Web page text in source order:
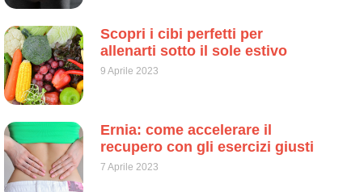
Scopri i cibi perfetti per
allenarti sotto il sole estivo
9 Aprile 2023
Ernia: come accelerare il
recupero con gli esercizi giusti
7 Aprile 2023